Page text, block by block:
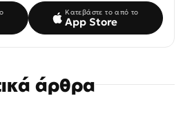
Κατεβάστε το από το
App Store
άρθρα